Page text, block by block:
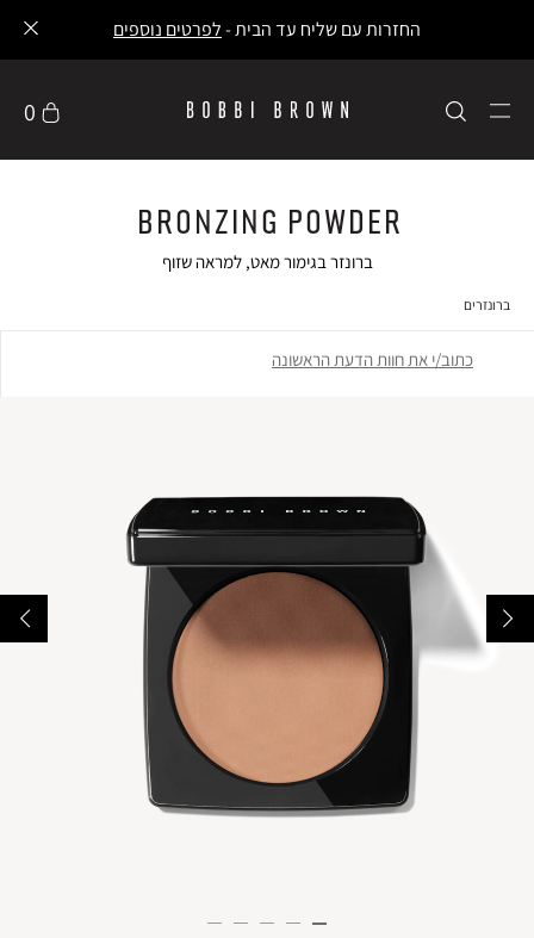
החזרות עם שליח עד הבית -לפרטים נוספים
0
Bronzing Powder
ברונזר בגימור מאט, למראה שזוף
ברונזרים
כתוב/י את חוות הדעת הראשונה